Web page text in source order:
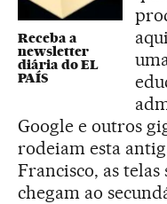
Receba a
newsletter
diária do EL
PAÍS
Google e outros
rodeiam esta
Francisco, as
chegam ao